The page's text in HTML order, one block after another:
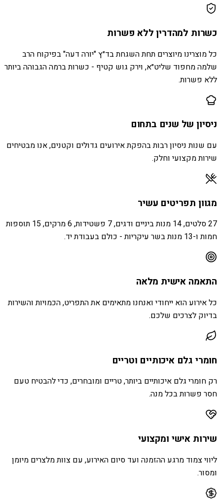
כשרות למהדרין ללא פשרות
כל מוצרינו מיוצרים תחת השגחת בד״ץ "יורה דעה" בפיקוח הרב
שלמה מחפוד שליט״א, וירק גוש קטיף - כשרות ברמה הגבוהה ביותר
ללא פשרות.
ניסיון של שנים בתחום
עם שנות ניסיון רבות בהפקת אירועים גדולים וקטנים, אנו מבטיחים
שירות מקצועי וחלק.
מגוון תפריטים עשיר
27 סלטים, 14 מנות ביניים ודגים, 7 פשטידות, 6 מרקים, 15 תוספות
חמות ו-13 מנות בשר עיקריות - כולם בעבודת יד.
התאמה אישית מלאה
כל אירוע הוא ייחודי ואנחנו מתאימים את התפריט, הכמויות והשירות
בדיוק לצרכים שלכם.
חומרי גלם איכותיים וטריים
רק חומרי גלם איכותיים ביותר, טריים ומובחרים, כדי להבטיח טעם
חסר פשרות בכל מנה.
שירות אישי ומקצועי
ליווי צמוד מרגע ההזמנה ועד סיום האירוע, עם צוות מלצרים מיומן
ומסור.